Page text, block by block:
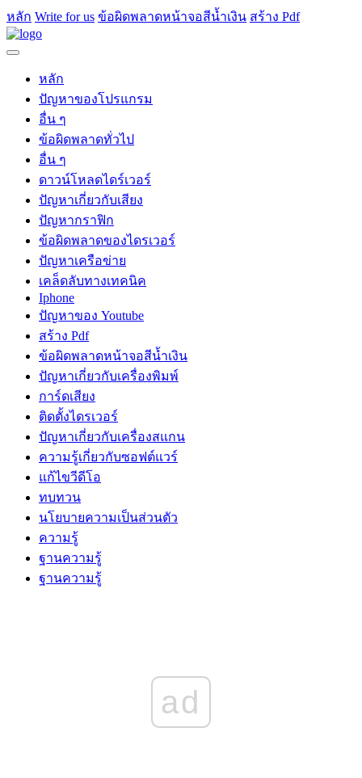
หลัก Write for us ข้อผิดพลาดหน้าจอสีน้ำเงิน สร้าง Pdf
หลัก
ปัญหาของโปรแกรม
อื่น ๆ
ข้อผิดพลาดทั่วไป
อื่น ๆ
ดาวน์โหลดไดร์เวอร์
ปัญหาเกี่ยวกับเสียง
ปัญหากราฟิก
ข้อผิดพลาดของไดรเวอร์
ปัญหาเครือข่าย
เคล็ดลับทางเทคนิค
Iphone
ปัญหาของ Youtube
สร้าง Pdf
ข้อผิดพลาดหน้าจอสีน้ำเงิน
ปัญหาเกี่ยวกับเครื่องพิมพ์
การ์ดเสียง
ติดตั้งไดรเวอร์
ปัญหาเกี่ยวกับเครื่องสแกน
ความรู้เกี่ยวกับซอฟต์แวร์
แก้ไขวีดีโอ
ทบทวน
นโยบายความเป็นส่วนตัว
ความรู้
ฐานความรู้
ฐานความรู้
ad